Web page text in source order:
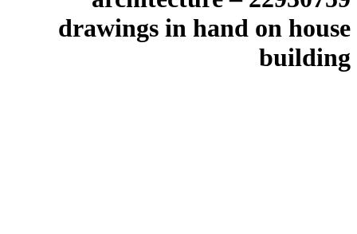
drawings in hand on house
building